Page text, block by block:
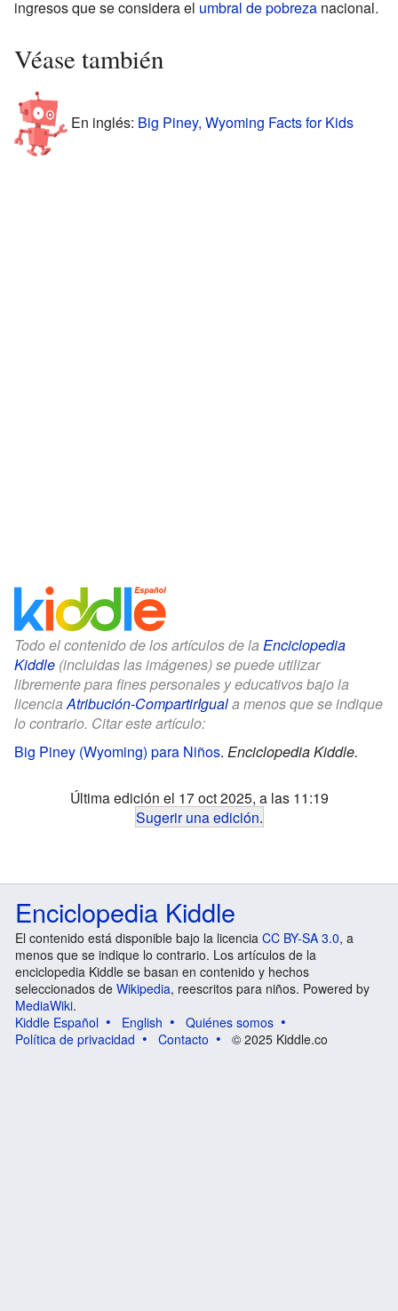
ingresos que se considera el umbral de pobreza nacional.
Véase también
En inglés: Big Piney, Wyoming Facts for Kids
Todo el contenido de los artículos de la Enciclopedia
Kiddle (incluidas las imágenes) se puede utilizar
libremente para fines personales y educativos bajo la
licenciaAtribución-CompartirIguala menos que se indique
lo contrario. Citar este artículo:
Big Piney (Wyoming) para Niños. Enciclopedia Kiddle.
Última edición el 17 oct 2025, a las 11:19
Sugerir una edición.
Enciclopedia Kiddle
El contenido está disponible bajo la licencia CC BY-SA 3.0, a
menos que se indique lo contrario. Los artículos de la
enciclopedia Kiddle se basan en contenido y hechos
seleccionados de Wikipedia, reescritos para niños. Powered by
MediaWiki.
Kiddle Español
English
Quiénes somos
Política de privacidad
Contacto © 2025 Kiddle.co